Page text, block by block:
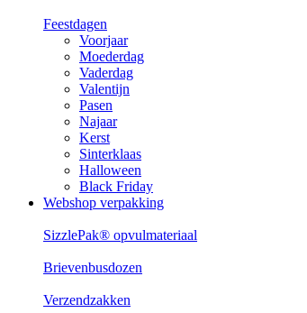
Feestdagen
Voorjaar
Moederdag
Vaderdag
Valentijn
Pasen
Najaar
Kerst
Sinterklaas
Halloween
Black Friday
Webshop verpakking
SizzlePak® opvulmateriaal
Brievenbusdozen
Verzendzakken